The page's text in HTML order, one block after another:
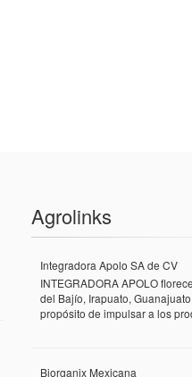
Agrolinks
Integradora Apolo SA de CV
INTEGRADORA APOLO
del Bajío, Irapuato,
propósito de impulsar a los
Biorganix Mexicana